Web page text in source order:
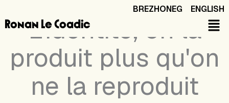
au
contenu
BREZHONEG ENGLISH
Ronan Le Coadic
L'identité, on la
produit plus qu'on
ne la reproduit